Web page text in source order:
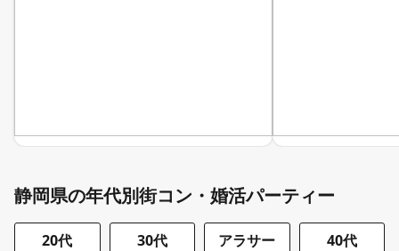
静岡県の年代別街コン・婚活パーティー
20代 30代 アラサー 40代